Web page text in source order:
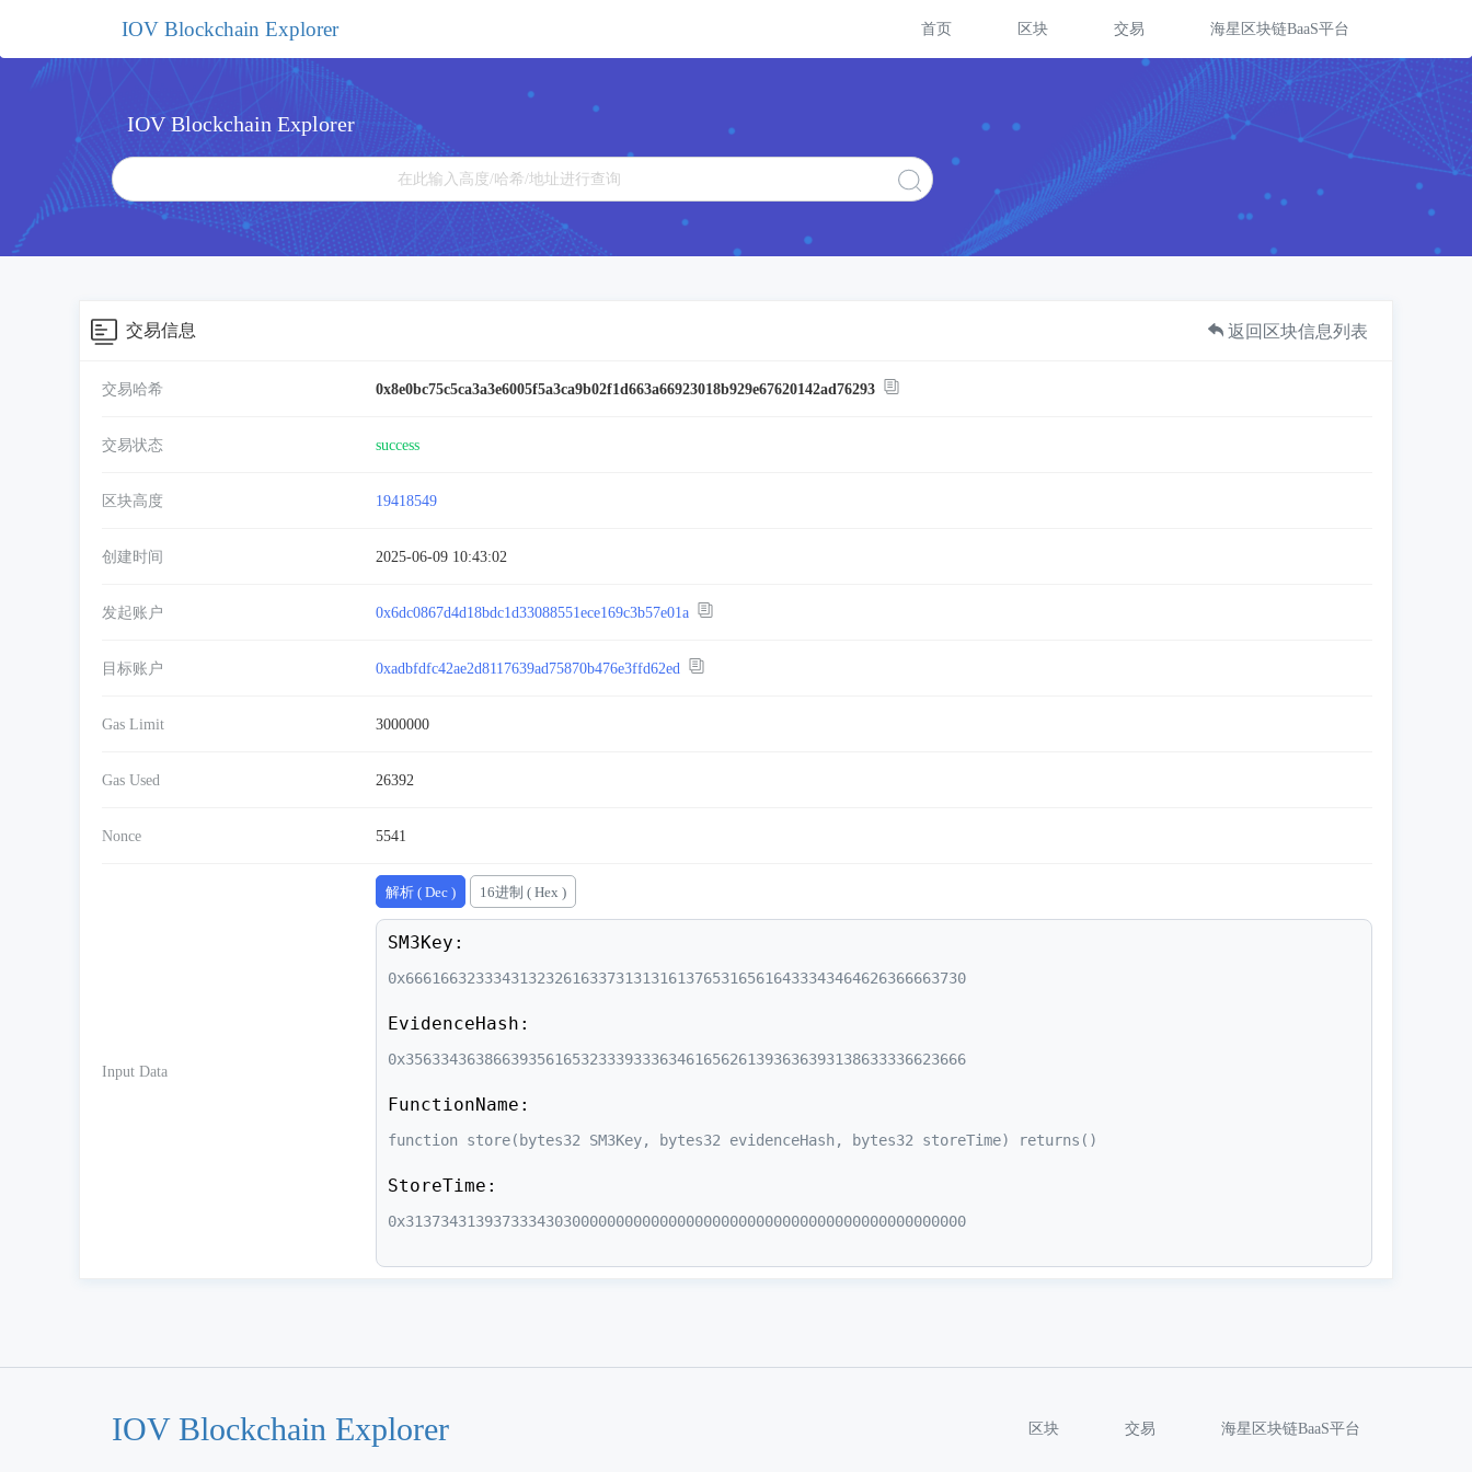
IOV Blockchain Explorer 首页 区块 交易 海星区块链BaaS平台
IOV Blockchain Explorer
交易信息 返回区块信息列表
交易哈希 0x8e0bc75c5ca3a3e6005f5a3ca9b02f1d663a66923018b929e67620142ad76293
交易状态 success
区块高度 19418549
创建时间 2025-06-09 10:43:02
发起账户 0x6dc0867d4d18bdc1d33088551ece169c3b57e01a
目标账户 0xadbfdfc42ae2d8117639ad75870b476e3ffd62ed
Gas Limit 3000000
Gas Used 26392
Nonce 5541
Input Data
SM3Key:
0x6661663233343132326163373131316137653165616433343464626366663730
EvidenceHash:
0x3563343638663935616532333933363461656261393636393138633336623666
FunctionName:
function store(bytes32 SM3Key, bytes32 evidenceHash, bytes32 storeTime) returns()
StoreTime:
0x3137343139373334303000000000000000000000000000000000000000000000
解析 ( Dec ) 16进制 ( Hex )
IOV Blockchain Explorer 区块 交易 海星区块链BaaS平台